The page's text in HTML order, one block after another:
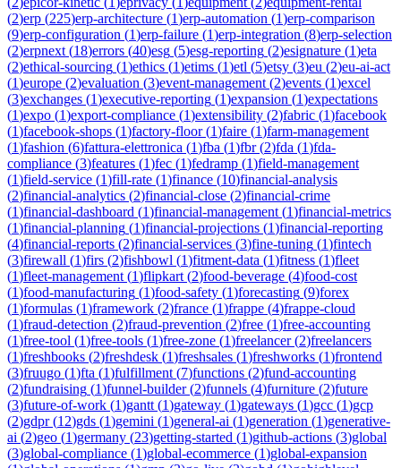
(2)erp (225)erp-architecture (1)erp-automation (1)erp-comparison
(9)erp-configuration (1)erp-failure (1)erp-integration (8)erp-selection
(2)erpnext (18)errors (40)esg (5)esg-reporting (2)esignature (1)eta
(2)ethical-sourcing (1)ethics (1)etims (1)etl (5)etsy (3)eu (2)eu-ai-act
(1)europe (2)evaluation (3)event-management (2)events (1)excel
(3)exchanges (1)executive-reporting (1)expansion (1)expectations
(1)expo (1)export-compliance (1)extensibility (2)fabric (1)facebook
(1)facebook-shops (1)factory-floor(1)faire (1)farm-management
(1)fashion (6)fattura-elettronica (1)fba (1)fbr(2)fda (1)fda-
compliance (3)features (1)fec (1)fedramp (1)field-management
(1)field-service (1)fill-rate (1)finance (10)financial-analysis
(2)financial-analytics (2)financial-close (2)financial-crime
(1)financial-dashboard (1)financial-management (1)financial-metrics
(1)financial-planning (1)financial-projections (1)financial-reporting
(4)financial-reports (2)financial-services (3)fine-tuning (1)fintech
(3)firewall (1)firs (2)fishbowl (1)fitment-data (1)fitness (1)fleet
(1)fleet-management (1)flipkart (2)food-beverage (4)food-cost
(1)food-manufacturing (1)food-safety (1)forecasting (9)forex
(1)formulas (1)framework (2)france (1)frappe (4)frappe-cloud
(1)fraud-detection (2)fraud-prevention (2)free (1)free-accounting
(1)free-tool (1)free-tools (1)free-zone (1)freelancer(2)freelancers
(1)freshbooks (2)freshdesk (1)freshsales (1)freshworks (1)frontend
(3)fruugo (1)fta (1)fulfillment (7)functions (2)fund-accounting
(2)fundraising (1)funnel-builder(2)funnels (4)furniture (2)future
(3)future-of-work (1)gantt (1)gateway (1)gateways (1)gcc (1)gcp
(2)gdpr(12)gds (1)gemini (1)general-ai (1)generation (1)generative-
ai (2)geo (1)germany (23)getting-started (1)github-actions (3)global
(3)global-compliance (1)global-ecommerce (1)global-expansion